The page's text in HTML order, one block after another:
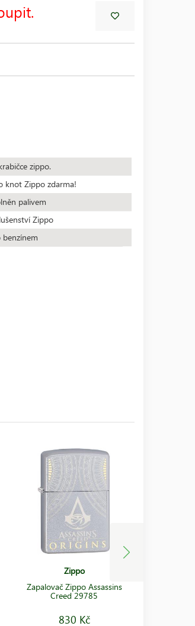
zippo.
knot Zippo zdarma!
palivem
Zippo
Zippo
Zapalovač Zippo Assassins
Creed 29785
830 Kč